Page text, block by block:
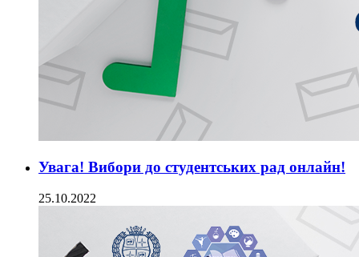
Увага! Вибори до студентських рад онлайн!
25.10.2022